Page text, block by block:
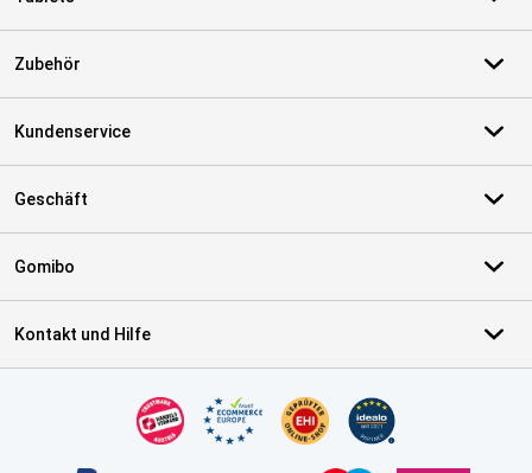
Zubehör
Kundenservice
Geschäft
Gomibo
Kontakt und Hilfe